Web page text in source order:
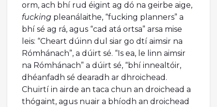
orm, ach bhí rud éigint ag dó na geirbe aige,
fucking pleanálaithe, “fucking planners” a
bhí sé ag rá, agus “cad atá ortsa” arsa mise
leis: “Cheart dúinn dul siar go dtí aimsir na
Rómhánach”, a dúirt sé. “Is ea, le linn aimsir
na Rómhánach” a dúirt sé, “bhí innealtóir,
dhéanfadh sé dearadh ar dhroichead.
Chuirtí in airde an taca chun an droichead a
thógaint, agus nuair a bhíodh an droichead